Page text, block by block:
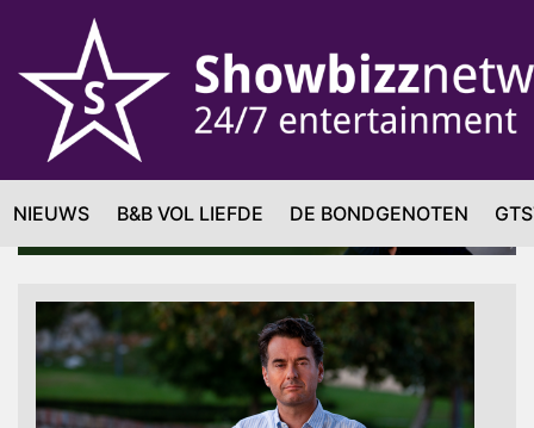
NIEUWS B&B VOL LIEFDE DE BONDGENOTEN